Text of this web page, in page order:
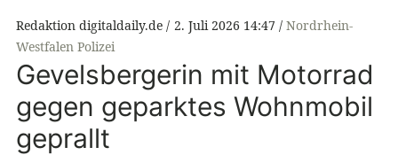
Redaktion digitaldaily.de 2. Juli 2026 14:47
Nordrhein-
Westfalen Polizei
Gevelsbergerin mit Motorrad
gegen geparktes Wohnmobil
geprallt